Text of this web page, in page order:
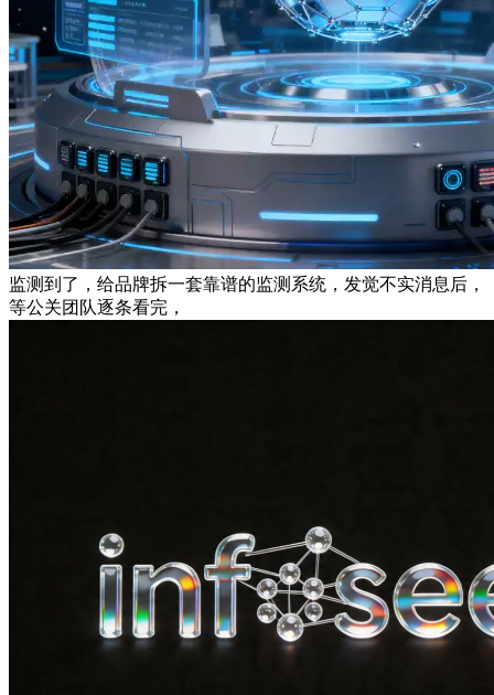
监测到了，给品牌拆一套靠谱的监测系统，发觉不实消息后，
等公关团队逐条看完，